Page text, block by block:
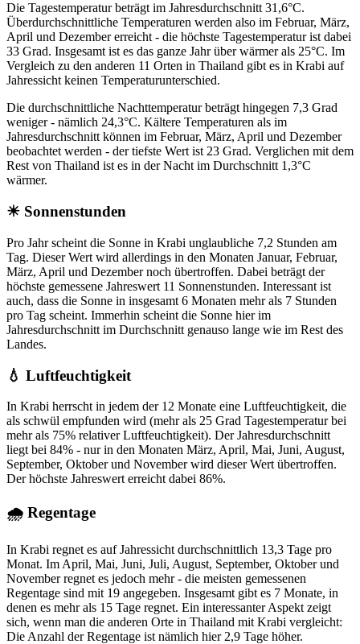
Die Tagestemperatur beträgt im Jahresdurchschnitt 31,6°C.
Überdurchschnittliche Temperaturen werden also im Februar, März,
April und Dezember erreicht - die höchste Tagestemperatur ist dabei
33 Grad. Insgesamt ist es das ganze Jahr über wärmer als 25°C. Im
Vergleich zu den anderen 11 Orten in Thailand gibt es in Krabi auf
Jahressicht keinen Temperaturunterschied.
Die durchschnittliche Nachttemperatur beträgt hingegen 7,3 Grad
weniger - nämlich 24,3°C. Kältere Temperaturen als im
Jahresdurchschnitt können im Februar, März, April und Dezember
beobachtet werden - der tiefste Wert ist 23 Grad. Verglichen mit dem
Rest von Thailand ist es in der Nacht im Durchschnitt 1,3°C
wärmer.
☀ Sonnenstunden
Pro Jahr scheint die Sonne in Krabi unglaubliche 7,2 Stunden am
Tag. Dieser Wert wird allerdings in den Monaten Januar, Februar,
März, April und Dezember noch übertroffen. Dabei beträgt der
höchste gemessene Jahreswert 11 Sonnenstunden. Interessant ist
auch, dass die Sonne in insgesamt 6 Monaten mehr als 7 Stunden
pro Tag scheint. Immerhin scheint die Sonne hier im
Jahresdurchschnitt im Durchschnitt genauso lange wie im Rest des
Landes.
💧 Luftfeuchtigkeit
In Krabi herrscht in jedem der 12 Monate eine Luftfeuchtigkeit, die
als schwül empfunden wird (mehr als 25 Grad Tagestemperatur bei
mehr als 75% relativer Luftfeuchtigkeit). Der Jahresdurchschnitt
liegt bei 84% - nur in den Monaten März, April, Mai, Juni, August,
September, Oktober und November wird dieser Wert übertroffen.
Der höchste Jahreswert erreicht dabei 86%.
🌧 Regentage
In Krabi regnet es auf Jahressicht durchschnittlich 13,3 Tage pro
Monat. Im April, Mai, Juni, Juli, August, September, Oktober und
November regnet es jedoch mehr - die meisten gemessenen
Regentage sind mit 19 angegeben. Insgesamt gibt es 7 Monate, in
denen es mehr als 15 Tage regnet. Ein interessanter Aspekt zeigt
sich, wenn man die anderen Orte in Thailand mit Krabi vergleicht:
Die Anzahl der Regentage ist nämlich hier 2,9 Tage höher.